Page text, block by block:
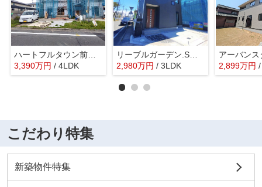
ハートフルタウン前橋市光が丘町27ーA
3,390万円 / 4LDK
リーブルガーデン.S前橋市小相木町第6ー①
2,980万円 / 3LDK 2,899万円
こだわり特集
新築物件特集